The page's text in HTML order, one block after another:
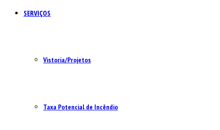
SERVIÇOS
Vistoria/Projetos
Taxa Potencial de Incêndio